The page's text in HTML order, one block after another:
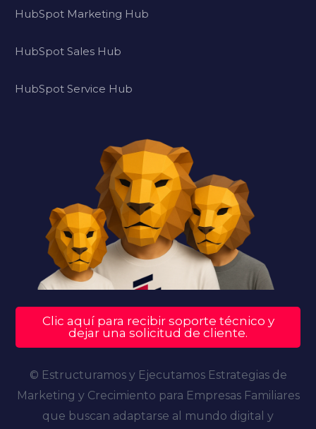
HubSpot Marketing Hub
HubSpot Sales Hub
HubSpot Service Hub
Clic aquí para recibir soporte técnico y
dejar una solicitud de cliente.
© Estructuramos y Ejecutamos Estrategias de
Marketing y Crecimiento para Empresas Familiares
que buscan adaptarse al mundo digital y